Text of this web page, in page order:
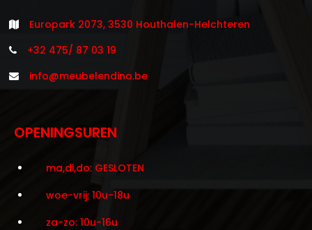
Europark 2073, 3530 Houthalen-Helchteren
+32 475/ 87 03 19
info@meubelendino.be
OPENINGSUREN
ma,di,do: GESLOTEN
woe-vrij: 10u-18u
za-zo: 10u-16u